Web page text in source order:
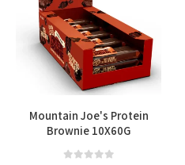
למוצר זה יש מספר סוגים. ניתן לבחור את האפשרויות בעמוד המוצר
Mountain Joe's Protein
Brownie 10X60G